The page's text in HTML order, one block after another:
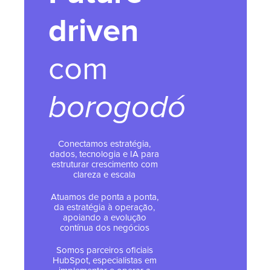
driven
com
borogodó
Conectamos estratégia,
dados, tecnologia e IA para
estruturar crescimento com
clareza e escala
Atuamos de ponta a ponta,
da estratégia à operação,
apoiando a evolução
contínua dos negócios
Somos parceiros oficiais
HubSpot, especialistas em